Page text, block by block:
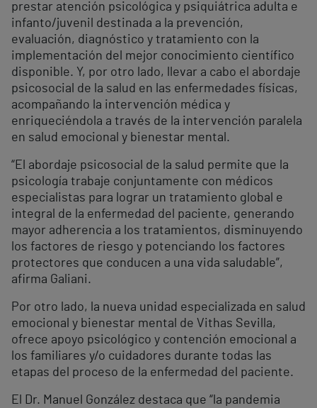
prestar atención psicológica y psiquiátrica adulta e
infanto/juvenil destinada a la prevención,
evaluación, diagnóstico y tratamiento con la
implementación del mejor conocimiento científico
disponible. Y, por otro lado, llevar a cabo el abordaje
psicosocial de la salud en las enfermedades físicas,
acompañando la intervención médica y
enriqueciéndola a través de la intervención paralela
en salud emocional y bienestar mental.
“El abordaje psicosocial de la salud permite que la
psicología trabaje conjuntamente con médicos
especialistas para lograr un tratamiento global e
integral de la enfermedad del paciente, generando
mayor adherencia a los tratamientos, disminuyendo
los factores de riesgo y potenciando los factores
protectores que conducen a una vida saludable”,
afirma Galiani.
Por otro lado, la nueva unidad especializada en salud
emocional y bienestar mental de Vithas Sevilla,
ofrece apoyo psicológico y contención emocional a
los familiares y/o cuidadores durante todas las
etapas del proceso de la enfermedad del paciente.
El Dr. Manuel González destaca que “la pandemia